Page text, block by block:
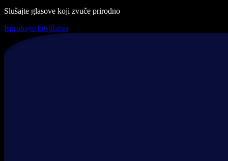
Slušajte glasove koji zvuče prirodno
Isprobajte besplatno